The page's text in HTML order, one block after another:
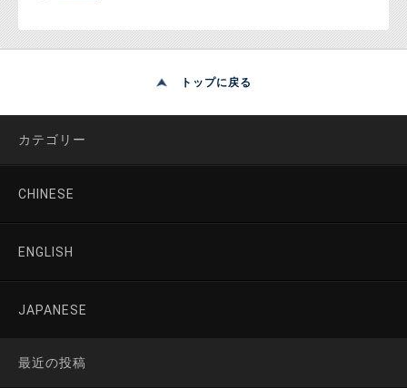
トップに戻る
カテゴリー
CHINESE
ENGLISH
JAPANESE
最近の投稿